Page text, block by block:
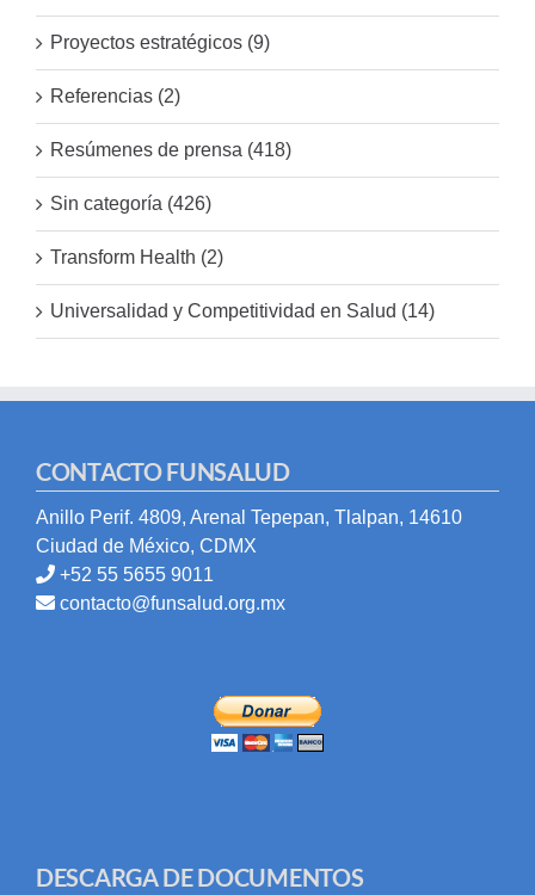
Proyectos estratégicos (9)
Referencias (2)
Resúmenes de prensa (418)
Sin categoría (426)
Transform Health (2)
Universalidad y Competitividad en Salud (14)
CONTACTO FUNSALUD
Anillo Perif. 4809, Arenal Tepepan, Tlalpan, 14610
Ciudad de México, CDMX
+52 55 5655 9011
contacto@funsalud.org.mx
DESCARGA DE DOCUMENTOS